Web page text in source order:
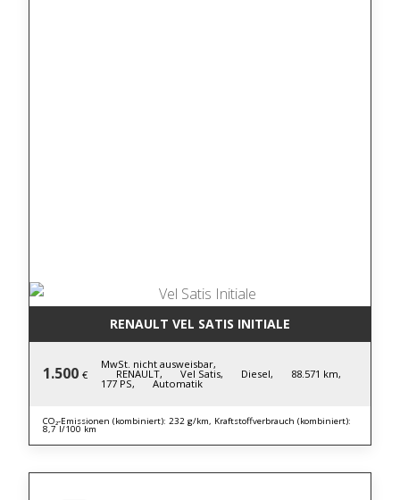
RENAULT VEL SATIS INITIALE
1.500 €
MwSt. nicht ausweisbar,
RENAULT, Vel Satis, Diesel, 88.571 km,
177 PS, Automatik
CO₂-Emissionen (kombiniert): 232 g/km, Kraftstoffverbrauch (kombiniert):
8,7 l/100 km